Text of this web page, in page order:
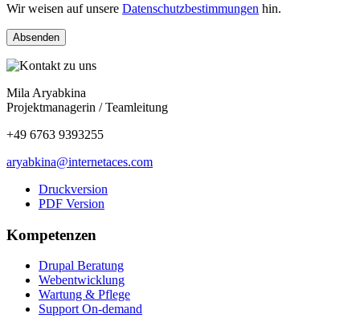
Wir weisen auf unsere Datenschutzbestimmungen hin.
Absenden
Mila Aryabkina
Projektmanagerin / Teamleitung
+49 6763 9393255
aryabkina@internetaces.com
Druckversion
PDF Version
Kompetenzen
Drupal Beratung
Webentwicklung
Wartung & Pflege
Support On-demand